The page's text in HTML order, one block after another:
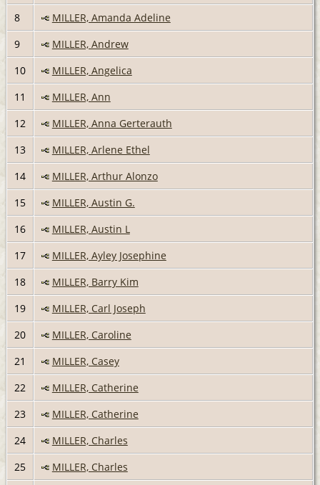
8
MILLER, Amanda Adeline
9
MILLER, Andrew
10
MILLER, Angelica
11
MILLER, Ann
12
MILLER, Anna Gerterauth
13
MILLER, Arlene Ethel
14
MILLER, Arthur Alonzo
15
MILLER, Austin G.
16
MILLER, Austin L
17
MILLER, Ayley Josephine
18
MILLER, Barry Kim
19
MILLER, Carl Joseph
20
MILLER, Caroline
21
MILLER, Casey
22
MILLER, Catherine
23
MILLER, Catherine
24
MILLER, Charles
25
MILLER, Charles